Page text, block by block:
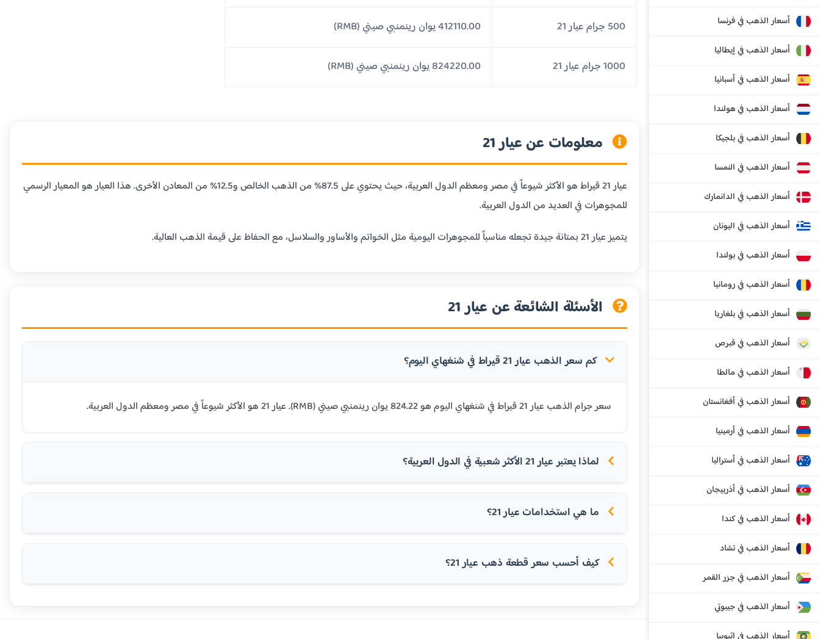
أسعار الذهب في فرنسا
أسعار الذهب في إيطاليا
أسعار الذهب في أسبانيا
أسعار الذهب في هولندا
أسعار الذهب في بلجيكا
أسعار الذهب في النمسا
أسعار الذهب في الدانمارك
أسعار الذهب في اليونان
أسعار الذهب في بولندا
أسعار الذهب في رومانيا
أسعار الذهب في بلغاريا
أسعار الذهب في قبرص
أسعار الذهب في مالطا
أسعار الذهب في أفغانستان
أسعار الذهب في أرمينيا
أسعار الذهب في أستراليا
أسعار الذهب في أذربيجان
أسعار الذهب في كندا
أسعار الذهب في تشاد
أسعار الذهب في جزر القمر
أسعار الذهب في جيبوتي
500 جرام عيار 21 412110.00 يوان رينمنبي صيني (RMB)
1000 جرام عيار 21 824220.00 يوان رينمنبي صيني (RMB)
معلومات عن عيار 21
عيار 21 قيراط هو الأكثر شيوعاً في مصر ومعظم الدول العربية، حيث يحتوي على 87.5% من الذهب الخالص و12.5% من المعادن الأخرى. هذا العيار هو المعيار الرسمي
للمجوهرات في العديد من الدول العربية.
يتميز عيار 21 بمتانة جيدة تجعله مناسباً للمجوهرات اليومية مثل الخواتم والأساور والسلاسل، مع الحفاظ على قيمة الذهب العالية.
الأسئلة الشائعة عن عيار 21
كم سعر الذهب عيار 21 قيراط في شنغهاي اليوم؟
سعر جرام الذهب عيار 21 قيراط في شنغهاي اليوم هو 824.22 يوان رينمنبي صيني (RMB). عيار 21 هو الأكثر شيوعاً في مصر ومعظم الدول العربية.
لماذا يعتبر عيار 21 الأكثر شعبية في الدول العربية؟
ما هي استخدامات عيار 21؟
كيف أحسب سعر قطعة ذهب عيار 21؟